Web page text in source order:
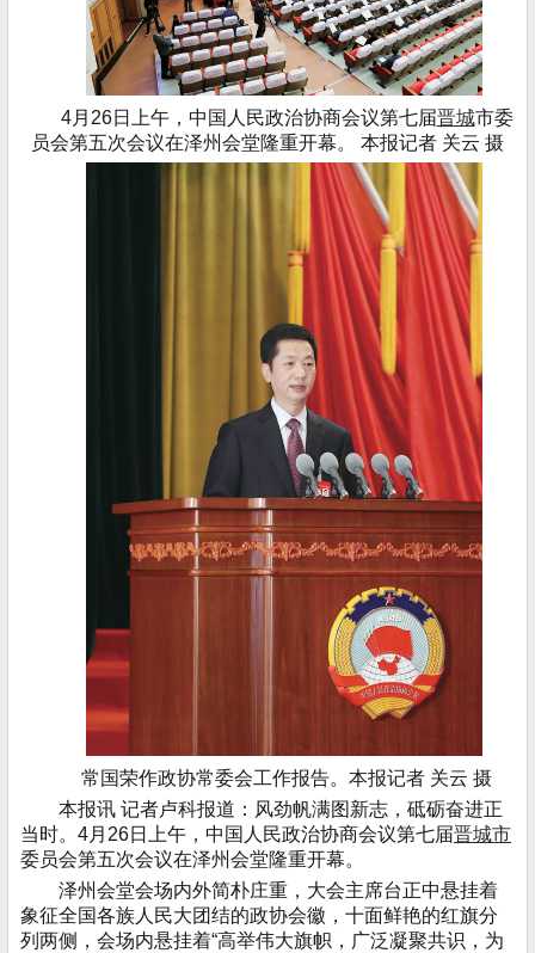
4月26日上午，中国人民政治协商会议第七届晋城市委
员会第五次会议在泽州会堂隆重开幕。 本报记者 关云 摄
常国荣作政协常委会工作报告。本报记者 关云 摄
本报讯 记者卢科报道：风劲帆满图新志，砥砺奋进正
当时。4月26日上午，中国人民政治协商会议第七届晋城市
委员会第五次会议在泽州会堂隆重开幕。
泽州会堂会场内外简朴庄重，大会主席台正中悬挂着
象征全国各族人民大团结的政协会徽，十面鲜艳的红旗分
列两侧，会场内悬挂着“高举伟大旗帜，广泛凝聚共识，为